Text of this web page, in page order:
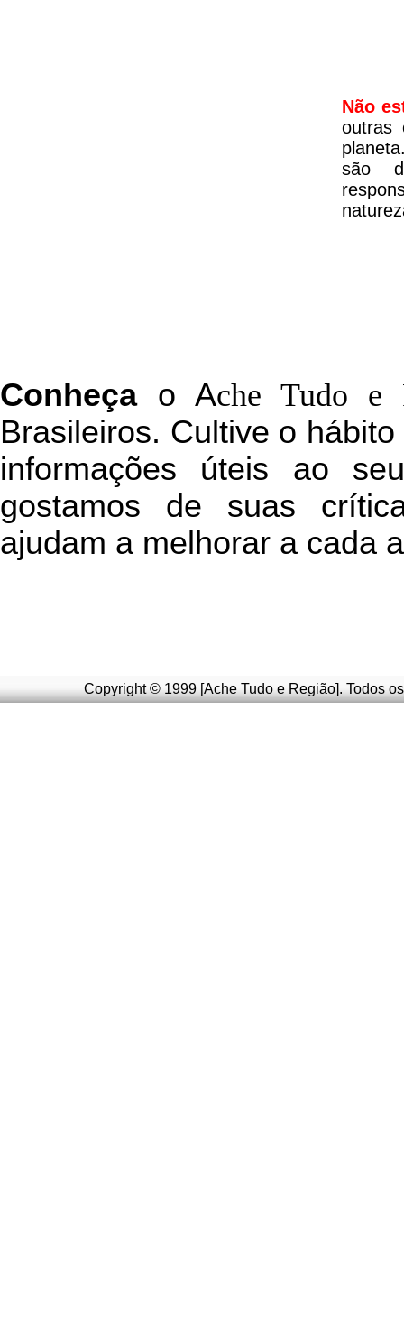
Não
outras
são
Conheçao Ache Tudo e
Brasileiros. Cultive o
informações úteis ao
gostamos de suas
ajudam a melhorar a cada
Copyright © 1999 [Ache Tudo e Região]. Todos